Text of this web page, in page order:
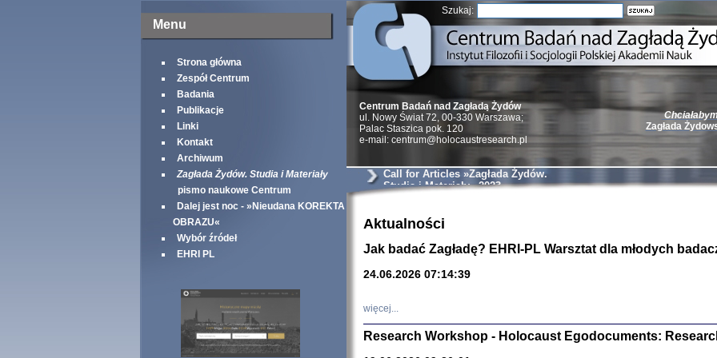
Menu
Strona główna
Zespół Centrum
Badania
Publikacje
Linki
Kontakt
Archiwum
Zagłada Żydów. Studia i Materiały
pismo naukowe Centrum
Dalej jest noc - »Nieudana KOREKTA
OBRAZU«
Wybór źródeł
EHRI PL
Szukaj:
Zagłada
Natalia Aleksiun,
Deborah Dash
Turski, Laurence
Centrum Badań nad Zagładą Żydów
ul. Nowy Świat 72, 00-330 Warszawa;
Palac Staszica pok. 120
e-mail: centrum@holocaustresearch.pl
Call for Articles »Zagłada Żydów.
Studia i Materiały« 2023
Aktualności
Jak badać Zagładę? EHRI-PL Warsztat dla młodych
24.06.2026 07:14:39
więcej...
Research Workshop - Holocaust Egodocuments: